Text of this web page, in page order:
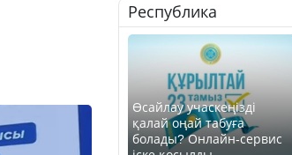
Республика
Өсайлау учаскеңізді
қалай оңай табуға
болады? Онлайн-сервис